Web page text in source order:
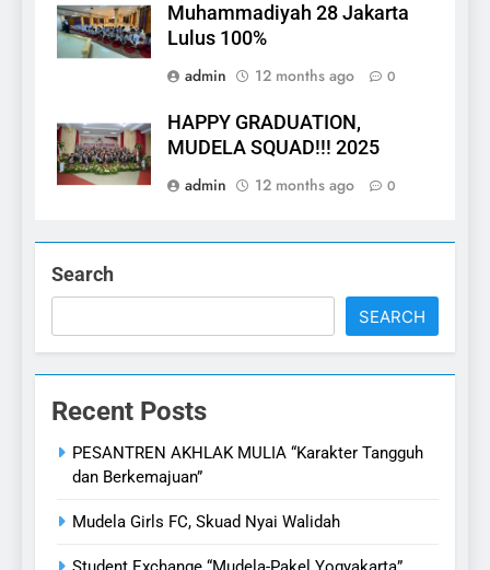
Muhammadiyah 28 Jakarta
Lulus 100%
admin
12 months ago 0
HAPPY GRADUATION,
MUDELA SQUAD!!! 2025
admin
12 months ago 0
Search
SEARCH
Recent Posts
PESANTREN AKHLAK MULIA “Karakter Tangguh
dan Berkemajuan”
Mudela Girls FC, Skuad Nyai Walidah